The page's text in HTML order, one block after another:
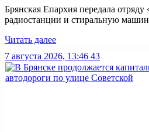
Брянская Епархия передала
радиостанции и стиральную
Читать далее
7 августа 2026, 13:46 43